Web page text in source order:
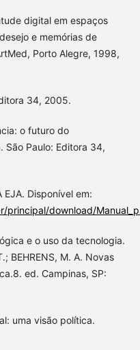
digital em espaços
e memórias de
Porto Alegre, 1998,
34, 2005.
o futuro do
São Paulo: Editora 34,
EJA. Disponível em:
download/
e o uso da tecnologia.
BEHRENS, M. A. Novas
ed. Campinas, SP:
uma visão política.